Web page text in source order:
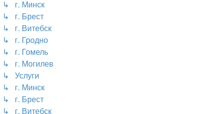
↳ г. Минск
↳ г. Брест
↳ г. Витебск
↳ г. Гродно
↳ г. Гомель
↳ г. Могилев
↳ Услуги
↳ г. Минск
↳ г. Брест
↳ г. Витебск